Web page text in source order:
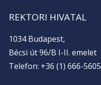
REKTORI HIVATAL
1034 Budapest,
Bécsi út 96/B I-II. emelet
Telefon: +36 (1) 666-5605